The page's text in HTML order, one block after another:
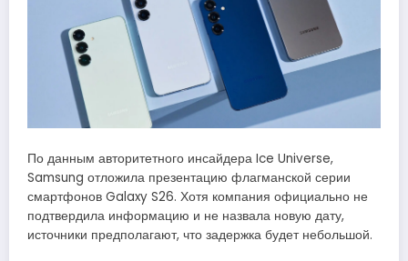
По данным авторитетного инсайдера Ice Universe,
Samsung отложила презентацию флагманской серии
смартфонов Galaxy S26. Хотя компания официально не
подтвердила информацию и не назвала новую дату,
источники предполагают, что задержка будет небольшой.